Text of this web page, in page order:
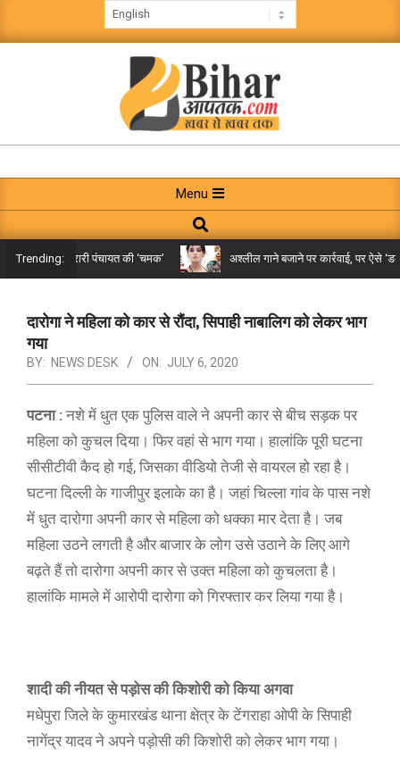
to
BIHAR
AAPTAK
Navigation
Menu
Menu
Search
Trending:
तक पहुंची गरारी पंचायत की ‘चमक’ अश्लील गाने बजाने पर कार्रवाई, पर ऐसे ‘डबल
दारोगा ने महिला को कार से रौंदा, सिपाही नाबालिग को लेकर भाग
गया
BY: NEWS DESK ON: JULY 6, 2020
पटना : नशे में धुत एक पुलिस वाले ने अपनी कार से बीच सड़क पर
महिला को कुचल दिया। फिर वहां से भाग गया। हालांकि पूरी घटना
सीसीटीवी कैद हो गई, जिसका वीडियो तेजी से वायरल हो रहा है।
घटना दिल्ली के गाजीपुर इलाके का है। जहां चिल्ला गांव के पास नशे
में धुत दारोगा अपनी कार से महिला को धक्का मार देता है। जब
महिला उठने लगती है और बाजार के लोग उसे उठाने के लिए आगे
बढ़ते हैं तो दारोगा अपनी कार से उक्त महिला को कुचलता है।
हालांकि मामले में आरोपी दारोगा को गिरफ्तार कर लिया गया है।
शादी की नीयत से पड़ोस की किशोरी को किया अगवा
मधेपुरा जिले के कुमारखंड थाना क्षेत्र के टेंगराहा ओपी के सिपाही
नागेंद्र यादव ने अपने पड़ोसी की किशोरी को लेकर भाग गया।